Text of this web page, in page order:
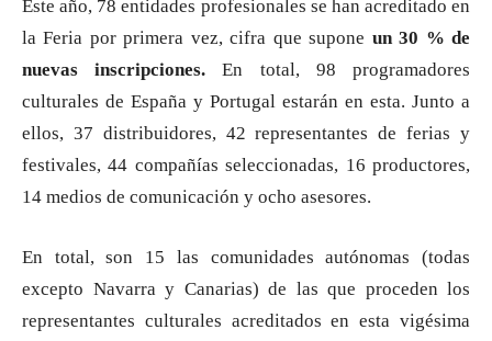
Este año, 78 entidades profesionales se han acreditado en
la Feria por primera vez, cifra que supone un 30 % de
nuevas inscripciones. En total, 98 programadores
culturales de España y Portugal estarán en esta. Junto a
ellos, 37 distribuidores, 42 representantes de ferias y
festivales, 44 compañías seleccionadas, 16 productores,
14 medios de comunicación y ocho asesores.
En total, son 15 las comunidades autónomas (todas
excepto Navarra y Canarias) de las que proceden los
representantes culturales acreditados en esta vigésima